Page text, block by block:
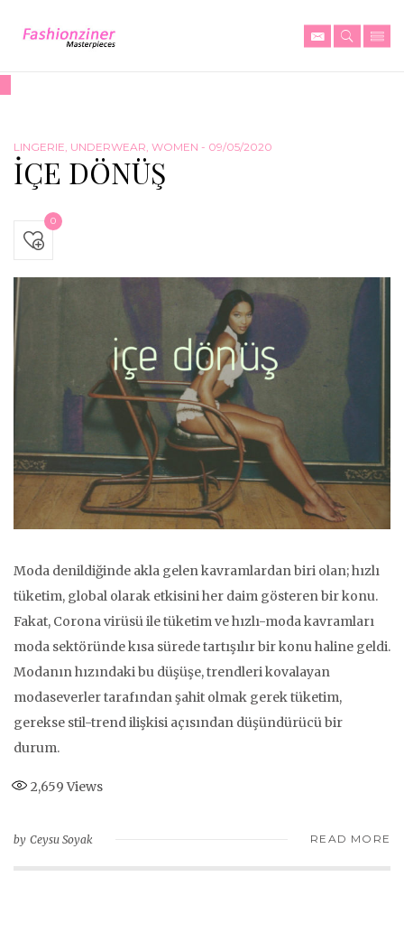
LINGERIE, UNDERWEAR, WOMEN - 09/05/2020
İÇE DÖNÜŞ
0
Moda denildiğinde akla gelen kavramlardan biri olan; hızlı
tüketim, global olarak etkisini her daim gösteren bir konu.
Fakat, Corona virüsü ile tüketim ve hızlı-moda kavramları
moda sektöründe kısa sürede tartışılır bir konu haline geldi.
Modanın hızındaki bu düşüşe, trendleri kovalayan
modaseverler tarafından şahit olmak gerek tüketim,
gerekse stil-trend ilişkisi açısından düşündürücü bir
durum.
2,659Views
Ceysu Soyak READ MORE